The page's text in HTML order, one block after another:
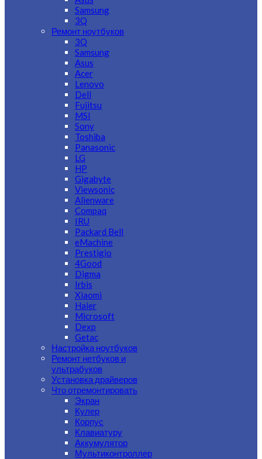
Samsung
3Q
Ремонт ноутбуков
3Q
Samsung
Asus
Acer
Lenovo
Dell
Fujitsu
MSI
Sony
Toshiba
Panasonic
LG
HP
Gigabyte
Viewsonic
Alienware
Compaq
IRU
Packard Bell
eMachine
Prestigio
4Good
Digma
Irbis
Xiaomi
Haier
Microsoft
Dexp
Getac
Настройка ноутбуков
Ремонт нетбуков и
ультрабуков
Установка драйверов
Что отремонтировать
Экран
Кулер
Корпус
Клавиатуру
Аккумулятор
Мультиконтроллер